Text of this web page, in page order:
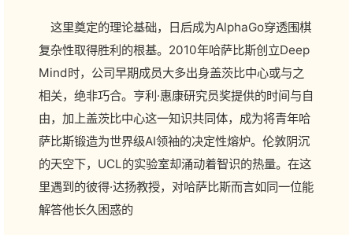
这里奠定的理论基础，日后成为AlphaGo穿透围棋
复杂性取得胜利的根基。2010年哈萨比斯创立Deep
Mind时，公司早期成员大多出身盖茨比中心或与之
相关，绝非巧合。亨利·惠康研究员奖提供的时间与自
由，加上盖茨比中心这一知识共同体，成为将青年哈
萨比斯锻造为世界级AI领袖的决定性熔炉。伦敦阴沉
的天空下，UCL的实验室却涌动着智识的热量。在这
里遇到的彼得·达扬教授，对哈萨比斯而言如同一位能
解答他长久困惑的